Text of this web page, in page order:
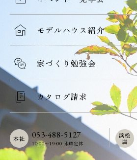
モデルハウス紹介
家づくり勉強会
カタログ請求
053-488-5127
10:00〜19:00 水曜定休
本社
浜松
店